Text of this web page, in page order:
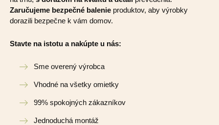
Zaručujeme bezpečné balenie produktov, aby výrobky
dorazili bezpečne k vám domov.
Stavte na istotu a nakúpte u nás:
Sme overený výrobca
Vhodné na všetky omietky
99% spokojných zákazníkov
Jednoduchá montáž